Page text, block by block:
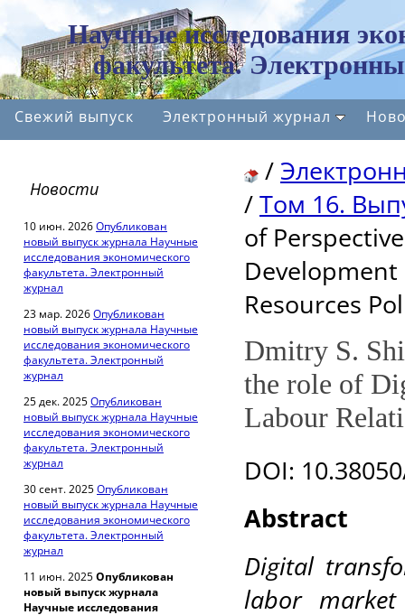
Научные исследования
факультета.
Свежий выпуск Электронный журнал
Новости
10 июн. 2026Опубликован
новый выпуск журнала Научные
исследования экономического
факультета. Электронный
журнал
23 мар. 2026Опубликован
новый выпуск журнала Научные
исследования экономического
факультета. Электронный
журнал
25 дек. 2025Опубликован
новый выпуск журнала Научные
исследования экономического
факультета. Электронный
журнал
30 сент. 2025Опубликован
новый выпуск журнала Научные
исследования экономического
факультета. Электронный
журнал
11 июн. 2025Опубликован
новый выпуск журнала
Научные исследования
/
/Том 16.
of
Resources
Dmitry S.
the role of
Labour
DOI:
Abstract
Digital
labor